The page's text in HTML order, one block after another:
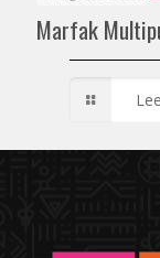
Marfak